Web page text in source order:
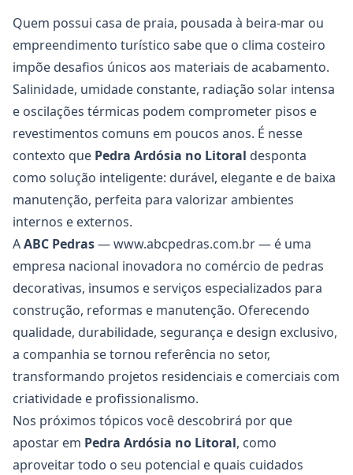
Quem possui casa de praia, pousada à beira-mar ou
empreendimento turístico sabe que o clima costeiro
impõe desafios únicos aos materiais de acabamento.
Salinidade, umidade constante, radiação solar intensa
e oscilações térmicas podem comprometer pisos e
revestimentos comuns em poucos anos. É nesse
contexto que Pedra Ardósia no Litoral desponta
como solução inteligente: durável, elegante e de baixa
manutenção, perfeita para valorizar ambientes
internos e externos.
AABC Pedras—www.abcpedras.com.br— é uma
empresa nacional inovadora no comércio de pedras
decorativas, insumos e serviços especializados para
construção, reformas e manutenção. Oferecendo
qualidade, durabilidade, segurança e design exclusivo,
a companhia se tornou referência no setor,
transformando projetos residenciais e comerciais com
criatividade e profissionalismo.
Nos próximos tópicos você descobrirá por que
apostar em Pedra Ardósia no Litoral, como
aproveitar todo o seu potencial e quais cuidados